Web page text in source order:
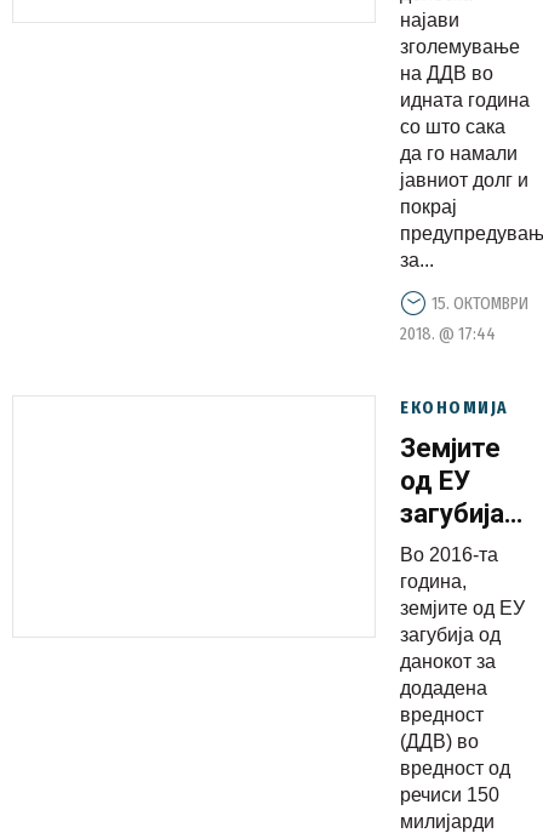
најави
зголемување
на ДДВ во
идната година
со што сака
да го намали
јавниот долг и
покрај
за...
15. ОКТОМВРИ
2018. @ 17:44
ЕКОНОМИЈА
Земјите
од ЕУ
загубија
од
данокот
за
додадена
вредност
(ДДВ)
системот
трена да
се
Во 2016-та
година,
земјите од ЕУ
загубија од
данокот за
додадена
вредност
(ДДВ) во
вредност од
речиси 150
милијарди